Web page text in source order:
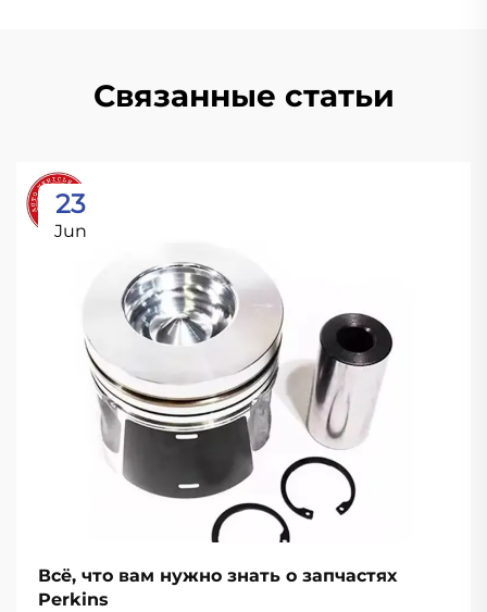
Связанные статьи
23
Jun
Всё, что вам нужно знать о запчастях
Perkins